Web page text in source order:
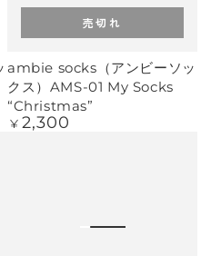
ambie socks（アンビーソッ
クス）AMS-01 My Socks
“Christmas”
定
¥ 2,300
売切れ